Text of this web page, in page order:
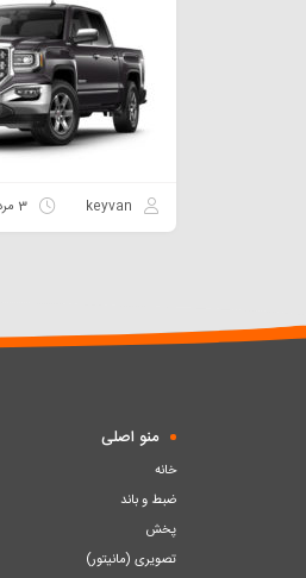
keyvan 3 مرداد 1398
منو اصلی
خانه
ضبط و باند
پخش
تصویری (مانیتور)